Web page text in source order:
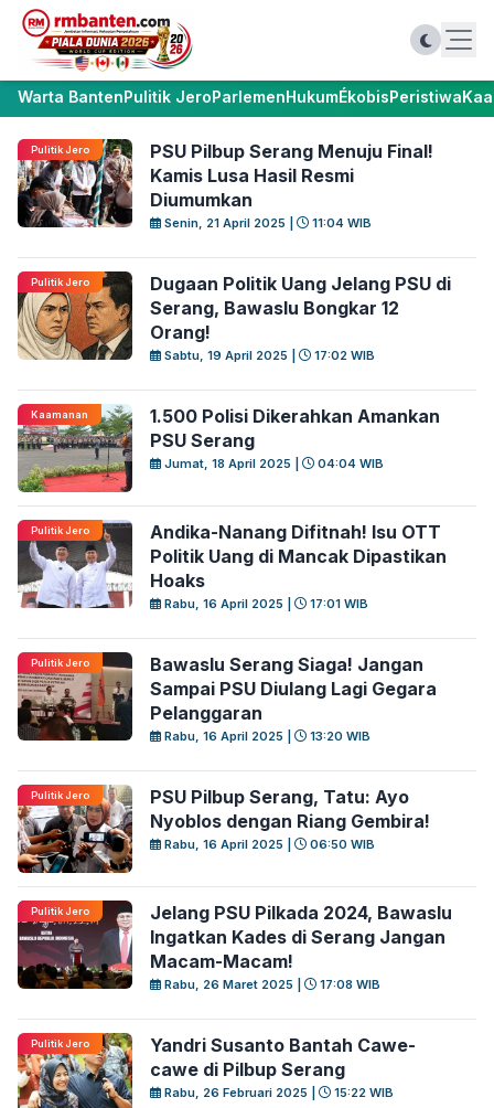
Warta BantenPulitik JeroParlemenHukumÉkobisPeristiwa
Pulitik Jero
PSU Pilbup Serang Menuju Final!
Kamis Lusa Hasil Resmi
Diumumkan
Senin, 21 April 2025 | 11:04 WIB
Pulitik Jero
Dugaan Politik Uang Jelang PSU di
Serang, Bawaslu Bongkar 12
Orang!
Sabtu, 19 April 2025 | 17:02 WIB
Kaamanan
1.500 Polisi Dikerahkan Amankan
PSU Serang
Jumat, 18 April 2025 | 04:04 WIB
Pulitik Jero
Andika-Nanang Difitnah! Isu OTT
Politik Uang di Mancak Dipastikan
Hoaks
Rabu, 16 April 2025 | 17:01 WIB
Pulitik Jero
Bawaslu Serang Siaga! Jangan
Sampai PSU Diulang Lagi Gegara
Pelanggaran
Rabu, 16 April 2025 | 13:20 WIB
Pulitik Jero
PSU Pilbup Serang, Tatu: Ayo
Nyoblos dengan Riang Gembira!
Rabu, 16 April 2025 | 06:50 WIB
Pulitik Jero
Jelang PSU Pilkada 2024, Bawaslu
Ingatkan Kades di Serang Jangan
Macam-Macam!
Rabu, 26 Maret 2025 | 17:08 WIB
Pulitik Jero
Yandri Susanto Bantah Cawe-
cawe di Pilbup Serang
Rabu, 26 Februari 2025 | 15:22 WIB